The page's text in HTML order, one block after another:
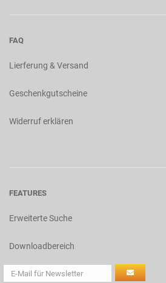
FAQ
Lierferung & Versand
Geschenkgutscheine
Widerruf erklären
FEATURES
Erweiterte Suche
Downloadbereich